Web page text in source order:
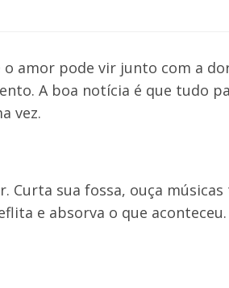
o amor pode vir junto com a
A boa notícia é que tudo
vez.
Curta sua fossa, ouça
e absorva o que